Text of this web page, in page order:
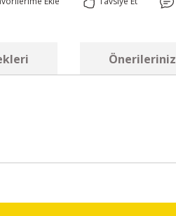
Önerileriniz